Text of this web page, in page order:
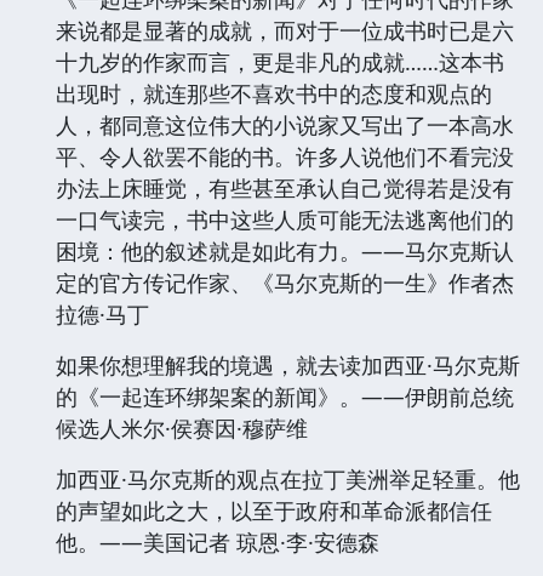
来说都是显著的成就，而对于一位成书时已是六
十九岁的作家而言，更是非凡的成就……这本书
出现时，就连那些不喜欢书中的态度和观点的
人，都同意这位伟大的小说家又写出了一本高水
平、令人欲罢不能的书。许多人说他们不看完没
办法上床睡觉，有些甚至承认自己觉得若是没有
一口气读完，书中这些人质可能无法逃离他们的
困境：他的叙述就是如此有力。——马尔克斯认
定的官方传记作家、《马尔克斯的一生》作者杰
拉德·马丁
如果你想理解我的境遇，就去读加西亚·马尔克斯
的《一起连环绑架案的新闻》。——伊朗前总统
候选人米尔·侯赛因·穆萨维
加西亚·马尔克斯的观点在拉丁美洲举足轻重。他
的声望如此之大，以至于政府和革命派都信任
他。——美国记者 琼恩·李·安德森